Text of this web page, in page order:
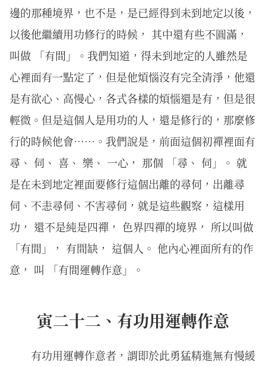
邊的那種境界，也不是，是已經得到未到地定以後，
以後他繼續用功修行的時候， 其中還有些不圓滿，
叫做 「有間」。我們知道，得未到地定的人雖然是
心裡面有一點定了，但是他煩惱沒有完全清淨，他還
是有欲心、高慢心，各式各樣的煩惱還是有，但是很
輕微。但是這個人是用功的人，還是修行的，那麼修
行的時候他會……。我們說是，前面這個初禪裡面有
尋、 伺、 喜、 樂、 一心， 那個 「尋、 伺」。 就
是在未到地定裡面要修行這個出離的尋伺，出離尋
伺、不恚尋伺、不害尋伺，就是這些觀察，這樣用
功， 還不是純是四禪， 色界四禪的境界， 所以叫做
「有間」， 有間缺， 這個人。 他內心裡面所有的作
意， 叫 「有間運轉作意」。
寅二十二、有功用運轉作意
有功用運轉作意者，謂即於此勇猛精進無有慢緩